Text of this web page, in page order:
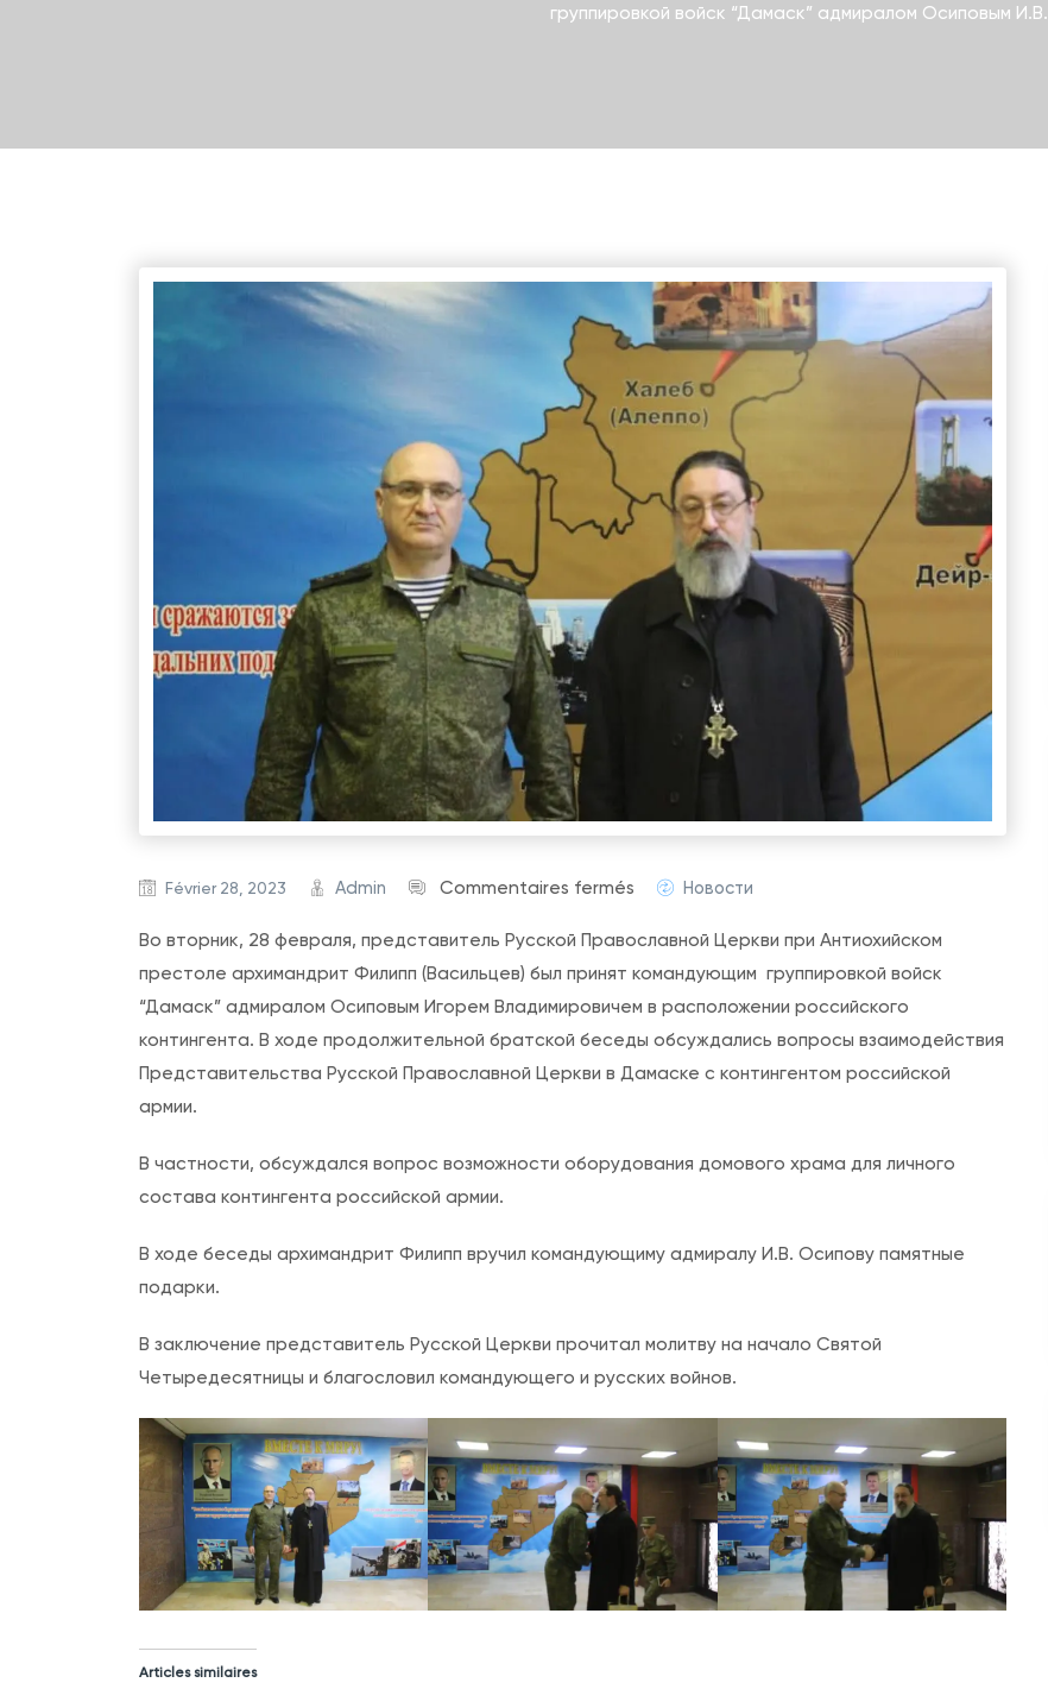
группировкой войск “Дамаск” адмиралом Осиповым И.В.
Février 28, 2023 Admin Commentaires fermés
r
П
р
е
д
и
л
ь
Р
у
с
с
к
о
Новости
Во вторник, 28 февраля, представитель Русской Православной Церкви при Антиохийском
престоле архимандрит Филипп (Васильцев) был принят командующим группировкой войск
“Дамаск” адмиралом Осиповым Игорем Владимировичем в расположении российского
контингента. В ходе продолжительной братской беседы обсуждались вопросы взаимодействия
Представительства Русской Православной Церкви в Дамаске с контингентом российской
армии.
В частности, обсуждался вопрос возможности оборудования домового храма для личного
состава контингента российской армии.
В ходе беседы архимандрит Филипп вручил командующиму адмиралу И.В. Осипову памятные
подарки.
В заключение представитель Русской Церкви прочитал молитву на начало Святой
Четыредесятницы и благословил командующего и русских войнов.
Articles similaires